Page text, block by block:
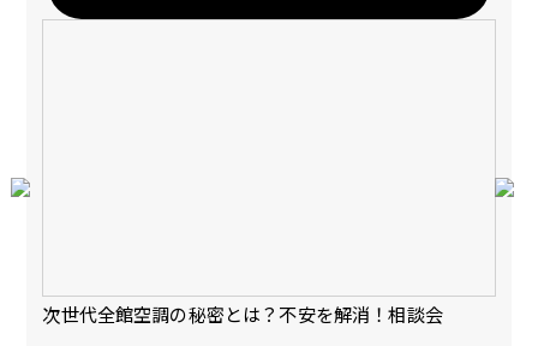
次世代全館空調の秘密とは？不安を解消！相談会